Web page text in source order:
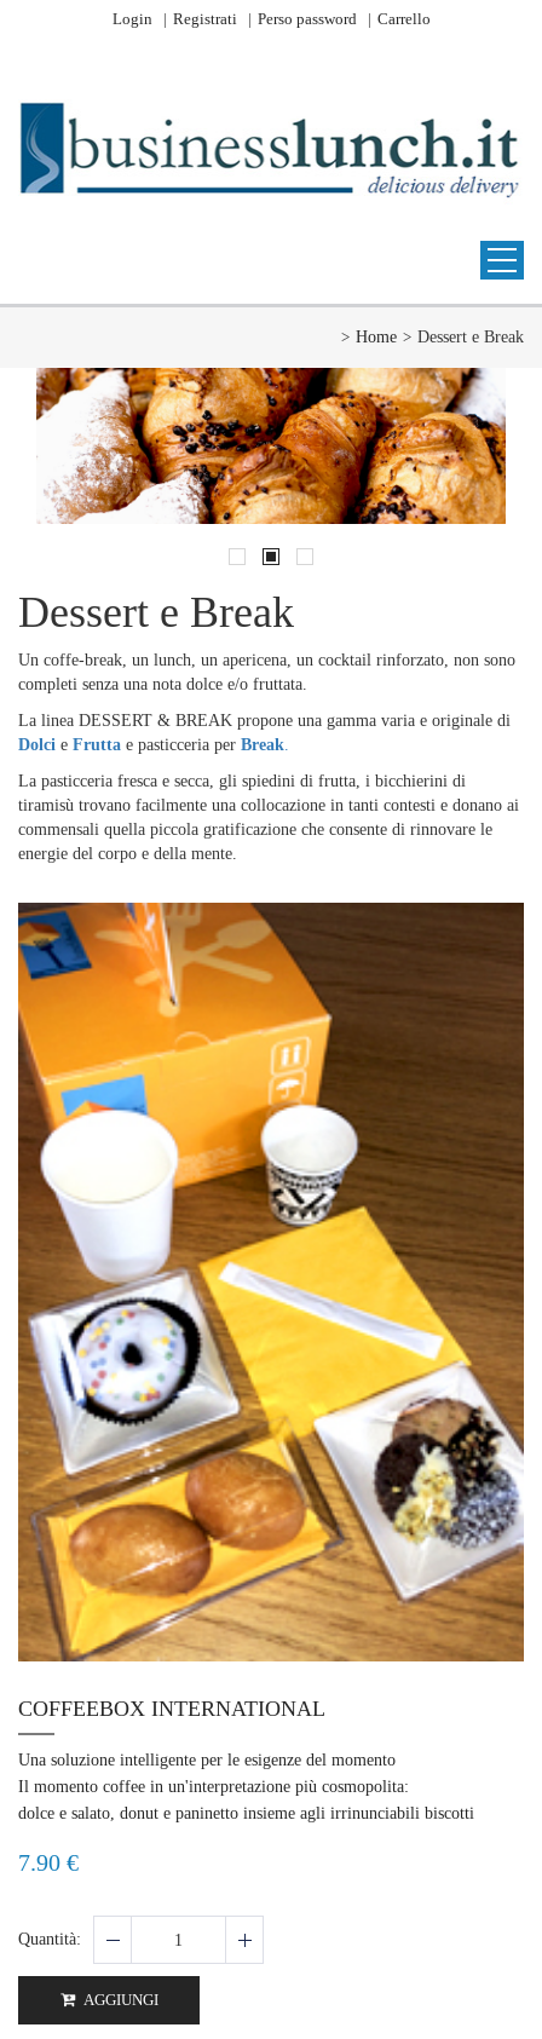
Login Registrati Perso password Carrello
Home Dessert e Break
Dessert e Break
Un coffe-break, un lunch, un apericena, un cocktail rinforzato, non sono
completi senza una nota dolce e/o fruttata.
La linea DESSERT & BREAK propone una gamma varia e originale di
Dolci e Frutta e pasticceria per Break.
La pasticceria fresca e secca, gli spiedini di frutta, i bicchierini di
tiramisù trovano facilmente una collocazione in tanti contesti e donano ai
commensali quella piccola gratificazione che consente di rinnovare le
energie del corpo e della mente.
COFFEEBOX INTERNATIONAL
Una soluzione intelligente per le esigenze del momento
Il momento coffee in un'interpretazione più cosmopolita:
dolce e salato, donut e paninetto insieme agli irrinunciabili biscotti
7.90 €
Quantità:
AGGIUNGI